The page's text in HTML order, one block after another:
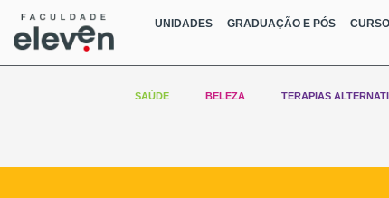
UNIDADES GRADUAÇÃO E PÓS
SAÚDE BELEZA TERAPIAS